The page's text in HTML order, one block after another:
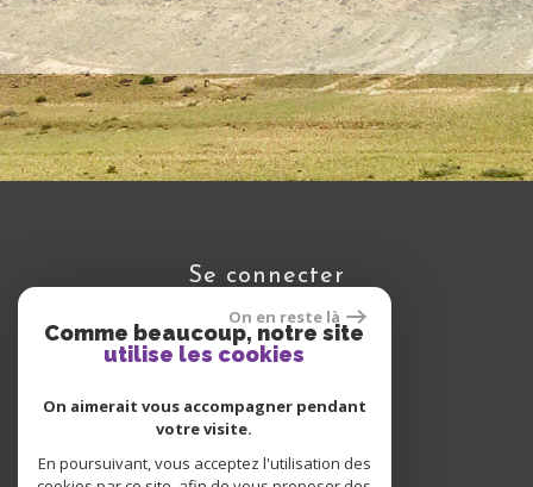
On en reste là
Comme beaucoup, notre site
utilise les cookies
On aimerait vous accompagner pendant
votre visite.
En poursuivant, vous acceptez l'utilisation des
se connecter
Espace propriétaire